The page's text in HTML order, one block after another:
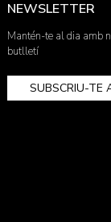
NEWSLETTER
Mantén-te al dia amb
butlletí
SUBSCRIU-TE